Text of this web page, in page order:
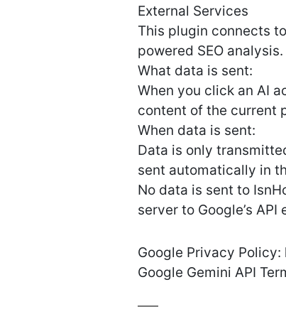
External Services
This plugin connects
powered SEO analysis.
What data is sent:
When you click an AI
content of the current
When data is sent:
Data is only
sent automatically in
No data is sent to
server to Google’s API
Google Privacy
Google Gemini API